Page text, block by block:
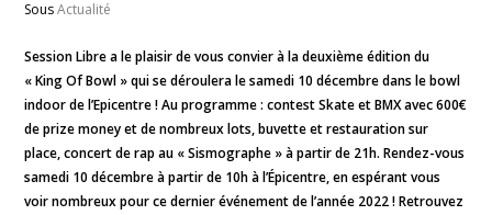
SousActualité
Session Libre a le plaisir de vous convier à la deuxième édition du
« King Of Bowl » qui se déroulera le samedi 10 décembre dans le bowl
indoor de l’Epicentre ! Au programme : contest Skate et BMX avec 600€
de prize money et de nombreux lots, buvette et restauration sur
place, concert de rap au « Sismographe » à partir de 21h. Rendez-vous
samedi 10 décembre à partir de 10h à l’Épicentre, en espérant vous
voir nombreux pour ce dernier événement de l’année 2022 ! Retrouvez